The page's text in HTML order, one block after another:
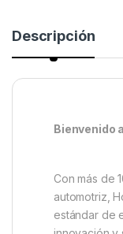
Descripción
Bienvenido
Con más de
automotriz,
estándar de